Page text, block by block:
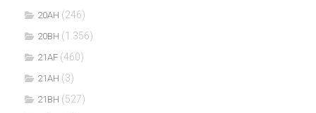
20AH (246)
20BH (1.356)
21AF (460)
21AH (3)
21BH (527)